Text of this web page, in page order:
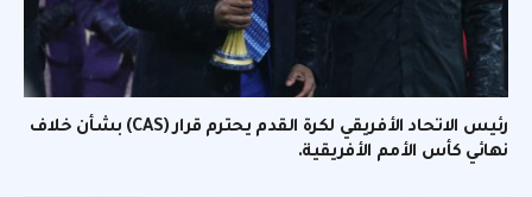
رئيس الاتحاد الأفريقي لكرة القدم يحترم قرار (CAS) بشأن خلاف
نهائي كأس الأمم الأفريقية.